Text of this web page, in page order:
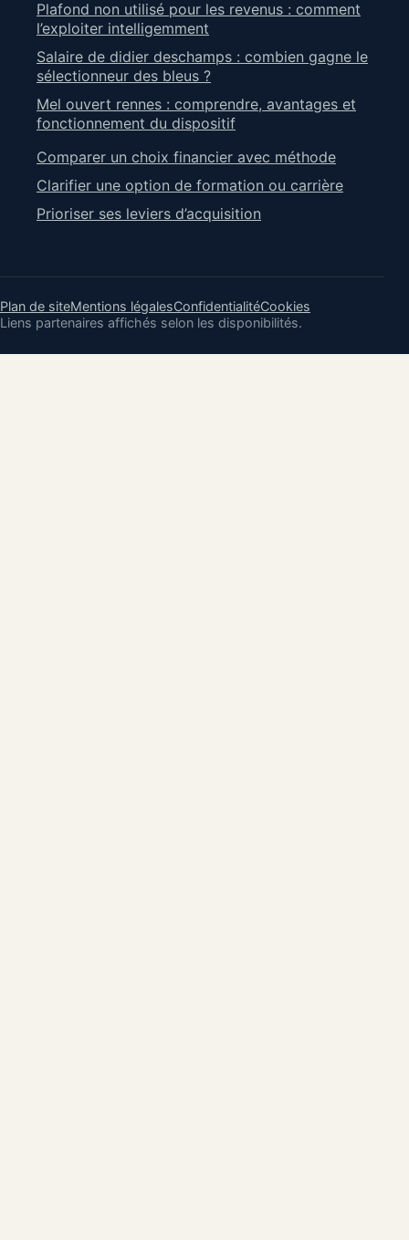
Plafond non utilisé pour les revenus : comment
l’exploiter intelligemment
Salaire de didier deschamps : combien gagne le
sélectionneur des bleus ?
Mel ouvert rennes : comprendre, avantages et
fonctionnement du dispositif
Comparer un choix financier avec méthode
Clarifier une option de formation ou carrière
Prioriser ses leviers d’acquisition
Plan de siteMentions légalesConfidentialitéCookies
Liens partenaires affichés selon les disponibilités.